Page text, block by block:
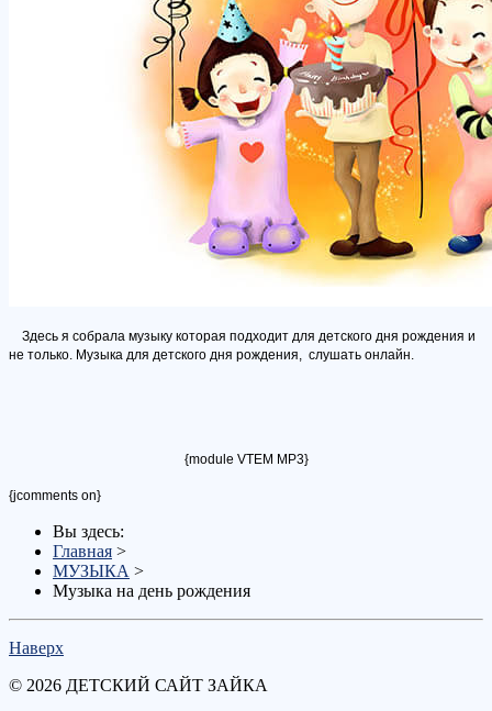
Здесь я собрала музыку которая подходит для детского дня рождения и
не только. Музыка для детского дня рождения, слушать онлайн.
{module VTEM MP3}
{jcomments on}
Вы здесь:
Главная >
МУЗЫКА >
Музыка на день рождения
Наверх
© 2026 ДЕТСКИЙ САЙТ ЗАЙКА